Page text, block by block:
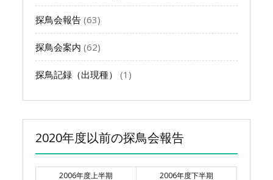
探鳥会報告 (63)
探鳥会案内 (62)
探鳥記録（出現種） (1)
2020年度以前の探鳥会報告
2006年度上半期
2006年度下半期